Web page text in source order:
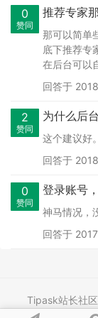
0
赞同
推荐专家
那可以简单
底下推荐专
在后台可以
回答于
2
赞同
为什么后
这个建议好
回答于
0
赞同
登录账号
神马情况，
回答于
Tipask站长社区